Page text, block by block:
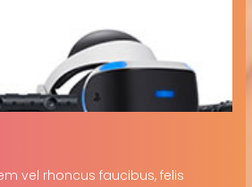
vel rhoncus faucibus, felis